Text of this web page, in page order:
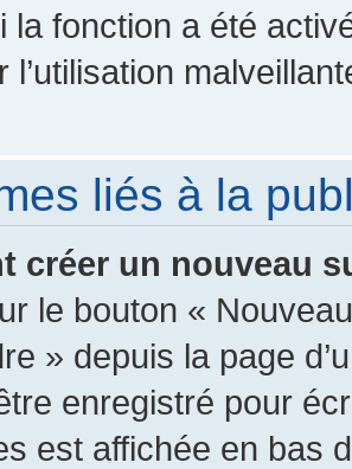
la fonction a été
l’utilisation
liés à la
créer un nouveau
le bouton «
» depuis la page
enregistré pour
est affichée en bas